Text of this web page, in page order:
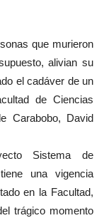
que murieron
alivian su
el cadáver de un
de Ciencias
Carabobo, David
Sistema de
una vigencia
en la Facultad,
trágico momento